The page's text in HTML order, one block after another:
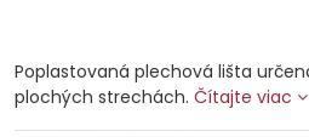
Poplastovaná plechová lišta
plochých strechách. Čítajte viac